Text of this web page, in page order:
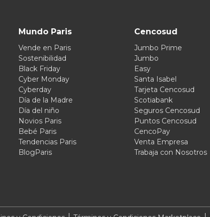
Mundo Paris
Vende en Paris
Sostenibilidad
Black Friday
Cyber Monday
Cyberday
Día de la Madre
Día del niño
Novios Paris
Bebé Paris
Tendencias Paris
BlogParis
Cencosud
Jumbo Prime
Jumbo
Easy
Santa Isabel
Tarjeta Cencosud
Scotiabank
Seguros Cencosud
Puntos Cencosud
CencoPay
Venta Empresa
Trabaja con Nosotros